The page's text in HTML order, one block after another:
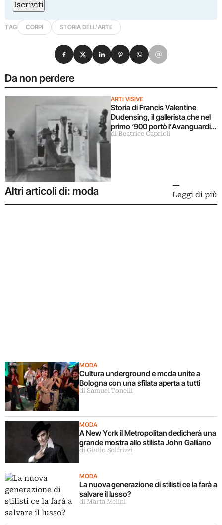
Iscriviti
TAG CORPI STORIA DELL'ARTE
Da non perdere
ARTI VISIVE
Storia di Francis Valentine
Dudensing, il gallerista che nel
primo ‘900 portò l’Avanguardia
Europea negli Stati Uniti
di Beatrice Caprioli
Condividi su Facebook
Condividi su X
Condividi su LinkedIn
Condividi su Pinterest
Condividi su WhatsApp
Condividi su Email
Altri articoli di: moda Leggi di più
MODA
Cultura underground e moda unite a
Bologna con una sfilata aperta a tutti
di Samuel Tonelli
MODA
A New York il Metropolitan dedicherà una
grande mostra allo stilista John Galliano
di Giulio Solfrizzi
MODA
La nuova generazione di stilisti ce la farà a
salvare il lusso?
di Marta Melini